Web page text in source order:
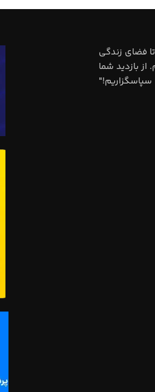
فضای زندگی
از بازدید شما
سپاسگزاریم!"